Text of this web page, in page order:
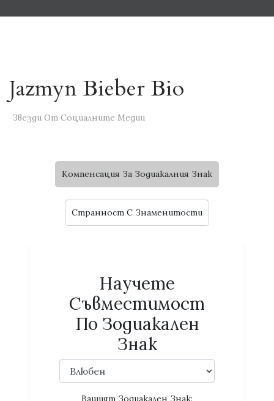
Jazmyn Bieber Bio
Звезди От Социалните Медии
Компенсация За Зодиакалния Знак
Странност C Знаменитости
Научете
Съвместимост
По Зодиакален
Знак
Вашият Зодиакален Знак: